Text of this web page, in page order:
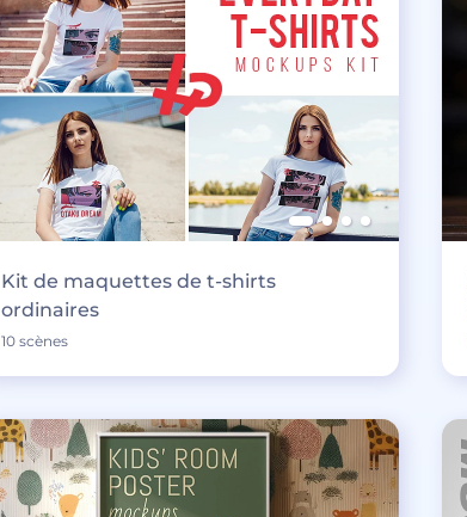
Kit de maquettes de t-shirts
ordinaires
10 scènes